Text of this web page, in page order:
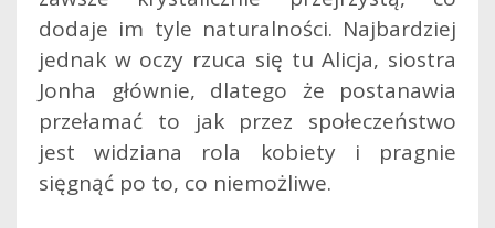
dodaje im tyle naturalności. Najbardziej
jednak w oczy rzuca się tu Alicja, siostra
Jonha głównie, dlatego że postanawia
przełamać to jak przez społeczeństwo
jest widziana rola kobiety i pragnie
sięgnąć po to, co niemożliwe.